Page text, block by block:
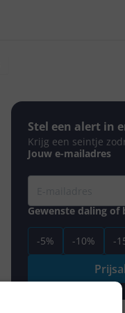
Stel een alert in
Krijg een seintje
Jouw e-mailadres
Gewenste daling of
-5% -10% -